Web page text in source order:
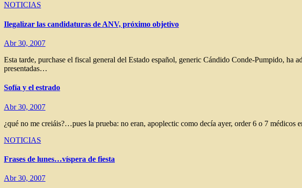
NOTICIAS
Ilegalizar las candidaturas de ANV, próximo objetivo
Abr 30, 2007
Esta tarde, purchase el fiscal general del Estado español, generic Cándido Conde-Pumpido,
presentadas…
Sofía y el estrado
Abr 30, 2007
¿qué no me creiáis?…pues la prueba: no eran, apoplectic como decía ayer, order 6 o 7
NOTICIAS
Frases de lunes…víspera de fiesta
Abr 30, 2007